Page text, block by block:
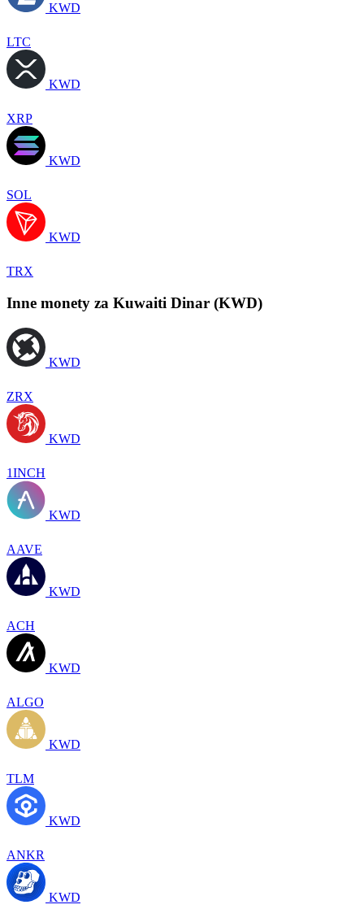
KWD
LTC
KWD
XRP
KWD
SOL
KWD
TRX
Inne monety za Kuwaiti Dinar (KWD)
KWD
ZRX
KWD
1INCH
KWD
AAVE
KWD
ACH
KWD
ALGO
KWD
TLM
KWD
ANKR
KWD